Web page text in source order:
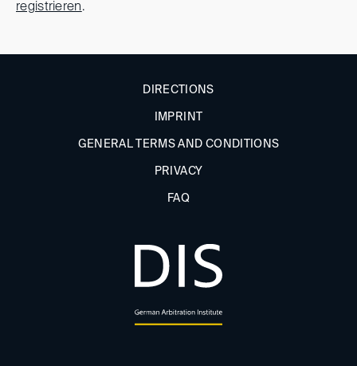
registrieren.
DIRECTIONS
IMPRINT
GENERAL TERMS AND CONDITIONS
PRIVACY
FAQ